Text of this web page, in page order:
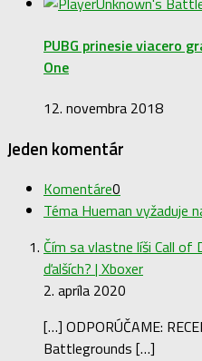
PUBG prinesie viacero
One
12. novembra 2018
Jeden komentár
Komentáre0
Téma Hueman vyžaduje
Čím sa vlastne líši Call
ďalších? | Xboxer
2. apríla 2020
[…] ODPORÚČAME:
Battlegrounds […]